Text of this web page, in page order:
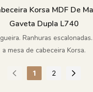
Korsa MDF De
Gaveta Dupla L740
Ranhuras
a mesa de cabeceira Korsa.
1 2